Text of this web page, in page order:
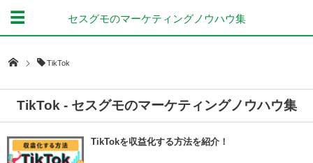
セスグモのマーケティングノウハウ集
TikTok
TikTok - セスグモのマーケティングノウハウ集
TikTokを収益化する方法を紹介！